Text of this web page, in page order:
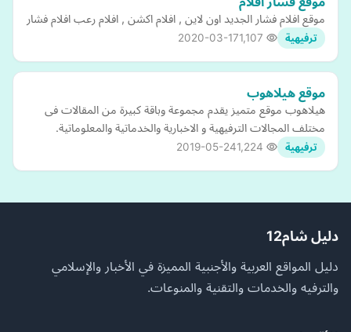
موقع افلام فشار الجديد اون لاين , افلام اكشن , افلام رعب افلام فشار
ترفيهية 2020-03-17
موقع هيلاهوب
هيلاهوب موقع متميز يقدم مجموعة وباقة كبيرة من المقالات فى
مختلف المجالات الترفيهية و الاخبارية والخدماتية والمعلوماتية.
ترفيهية 2019-05-24
دليل شام12
دليل المواقع العربية والأجنبية المميزة في الأخبار والإسلامي
والترفيه والخدمات والتقنية والمنوعات.